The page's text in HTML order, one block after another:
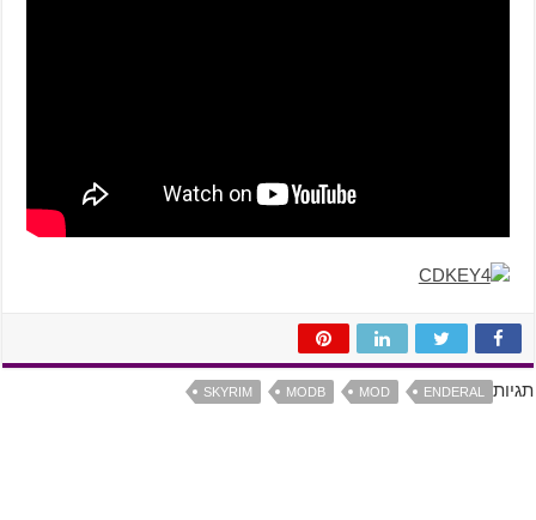
תגיות ENDERAL
MOD
MODB
SKYRIM